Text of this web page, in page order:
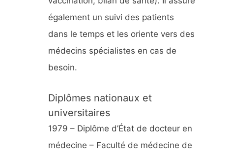
également un suivi des patients
dans le temps et les oriente vers des
médecins spécialistes en cas de
besoin.
Diplômes nationaux et
universitaires
1979 – Diplôme d’État de docteur en
médecine – Faculté de médecine de